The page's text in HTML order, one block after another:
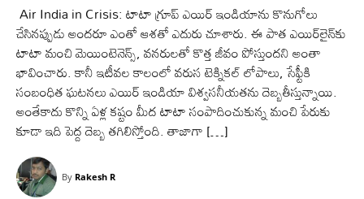
Air India in Crisis: టాటా గ్రూప్ ఎయిర్ ఇండియాను కొనుగోలు
చేసినప్పుడు అందరూ ఎంతో ఆశతో ఎదురు చూశారు. ఈ పాత ఎయిర్‌లైన్‌కు
టాటా మంచి మెయింటెనెన్స్, వనరులతో కొత్త జీవం పోస్తుందని అంతా
భావించారు. కానీ ఇటీవల కాలంలో వరుస టెక్నికల్ లోపాలు, సేఫ్టీకి
సంబంధిత ఘటనలు ఎయిర్ ఇండియా విశ్వసనీయతను దెబ్బతీస్తున్నాయి.
అంతేకాదు కొన్ని ఏళ్ల కష్టం మీద టాటా సంపాదించుకున్న మంచి పేరుకు
కూడా ఇది పెద్ద దెబ్బ తగిలిస్తోంది. తాజాగా […]
By Rakesh R